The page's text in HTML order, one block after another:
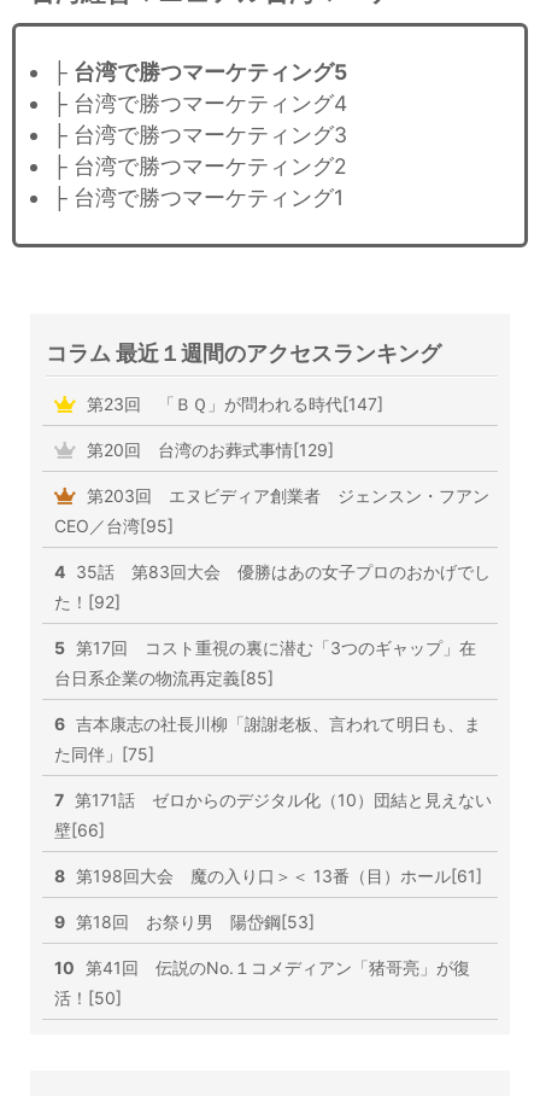
├ 台湾で勝つマーケティング5
├ 台湾で勝つマーケティング4
├ 台湾で勝つマーケティング3
├ 台湾で勝つマーケティング2
├ 台湾で勝つマーケティング1
コラム 最近１週間のアクセスランキング
第23回 「ＢＱ」が問われる時代[147]
第20回 台湾のお葬式事情[129]
第203回 エヌビディア創業者 ジェンスン・フアン
CEO／台湾[95]
4 35話 第83回大会 優勝はあの女子プロのおかげでし
た！[92]
5 第17回 コスト重視の裏に潜む「3つのギャップ」在
台日系企業の物流再定義[85]
6 吉本康志の社長川柳「謝謝老板、言われて明日も、ま
た同伴」[75]
7 第171話 ゼロからのデジタル化（10）団結と見えない
壁[66]
8 第198回大会 魔の入り口＞＜ 13番（目）ホール[61]
9 第18回 お祭り男 陽岱鋼[53]
10 第41回 伝説のNo.１コメディアン「猪哥亮」が復
活！[50]